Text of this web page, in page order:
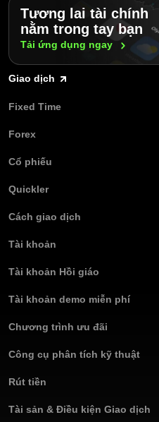
Tương lai tài chính
nằm trong tay bạn
Tải ứng dụng ngay
Giao dịch
Fixed Time
Forex
Cổ phiếu
Quickler
Cách giao dịch
Tài khoản
Tài khoản Hồi giáo
Tài khoản demo miễn phí
Chương trình ưu đãi
Công cụ phân tích kỹ thuật
Rút tiền
Tài sản & Điều kiện Giao dịch